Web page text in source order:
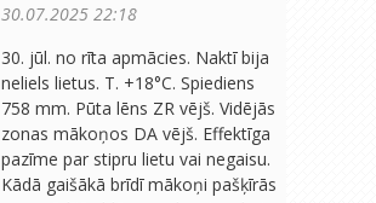
30.07.2025 22:18
30. jūl. no rīta apmācies. Naktī bija
neliels lietus. T. +18°C. Spiediens
758 mm. Pūta lēns ZR vējš. Vidējās
zonas mākoņos DA vējš. Effektīga
pazīme par stipru lietu vai negaisu.
Kādā gaišākā brīdī mākoņi pašķīrās